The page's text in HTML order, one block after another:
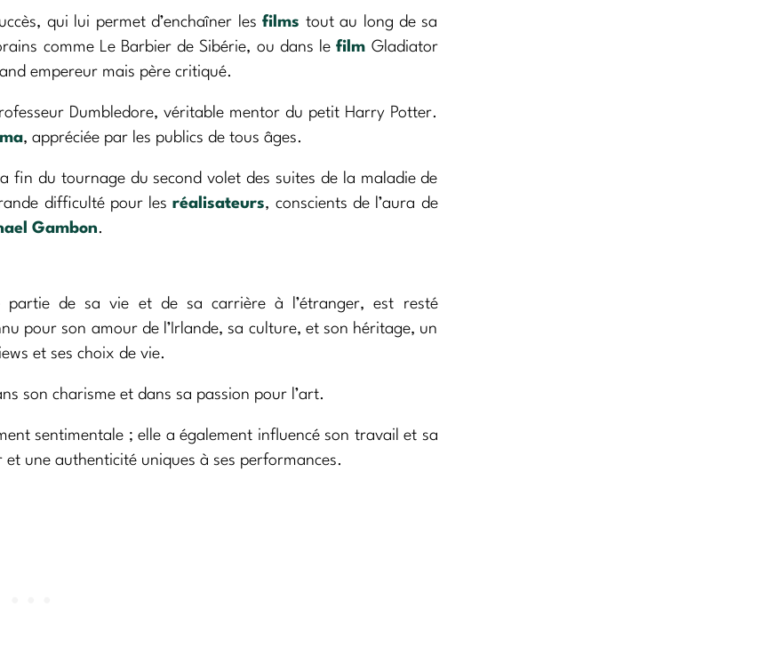
qui lui permet d’enchaîner lesfilms tout au long de sa
comme Le Barbier de Sibérie, ou dans lefilm Gladiator
empereur mais père critiqué.
Dumbledore, véritable mentor du petit Harry Potter.
, appréciée par les publics de tous âges.
fin du tournage du second volet des suites de la maladie de
difficulté pour lesréalisateurs, conscients de l’aura de
Gambon.
partie de sa vie et de sa carrière à l’étranger, est resté
pour son amour de l’Irlande, sa culture, et son héritage, un
et ses choix de vie.
son charisme et dans sa passion pour l’art.
sentimentale ; elle a également influencé son travail et sa
une authenticité uniques à ses performances.